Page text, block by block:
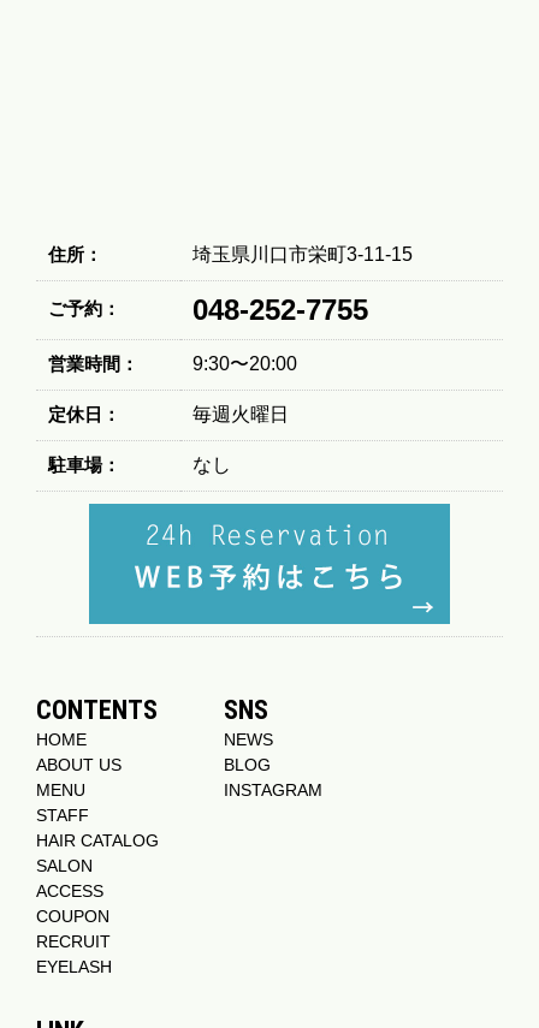
住所： 埼玉県川口市栄町3-11-15
ご予約： 048-252-7755
営業時間： 9:30〜20:00
定休日： 毎週火曜日
駐車場： なし
CONTENTS
HOME
ABOUT US
MENU
STAFF
HAIR CATALOG
SALON
ACCESS
COUPON
RECRUIT
EYELASH
SNS
NEWS
BLOG
INSTAGRAM